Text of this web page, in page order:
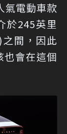
氣電動車款
於245英里
間，因此
會在這個